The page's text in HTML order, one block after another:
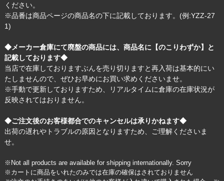
ください。
※品番は商品ページの商品名の下に記載しております。(例:YZZ-27
1)
◆メーカー倉庫にて廃盤の商品には、商品名に【のこりわずか】と
記載しております◆
当店で在庫しておりますぶんを売り切りますと再入荷は基本的にい
たしませんので、ぜひお早めにお買い求めくださいませ。
※手動で更新しておりますため、リアルタイムに倉庫の在庫状況が
反映されてはおりません。
◆ご注文後のお客様都合でのキャンセルは承りかねます◆
出荷の遅れやトラブルの原因となりますため、ご理解くださいま
せ。
※Not all products are available for shipping internationally. Sorry
※カートに商品をいれたのみでは在庫の確保はされておりません